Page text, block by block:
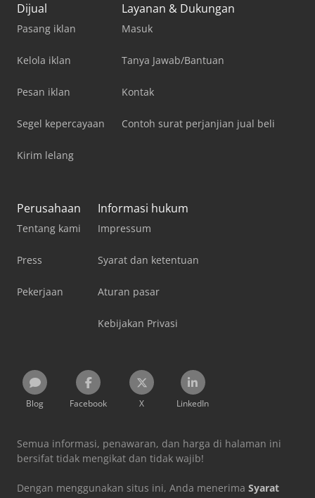
Dijual
Pasang iklan
Kelola iklan
Pesan iklan
Segel kepercayaan
Kirim lelang
Layanan & Dukungan
Masuk
Tanya Jawab/Bantuan
Kontak
Contoh surat perjanjian jual beli
Perusahaan
Tentang kami
Press
Pekerjaan
Informasi hukum
Impressum
Syarat dan ketentuan
Aturan pasar
Kebijakan Privasi
Blog Facebook X LinkedIn
Semua informasi, penawaran, dan harga di halaman ini
bersifat tidak mengikat dan tidak wajib!
Dengan menggunakan situs ini, Anda menerima Syarat